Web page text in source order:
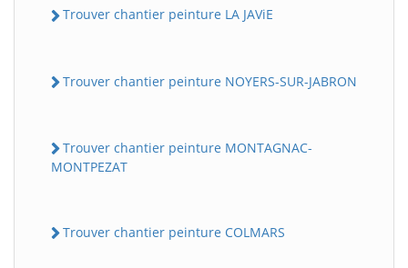
Trouver chantier peinture LA JAViE
Trouver chantier peinture NOYERS-SUR-JABRON
Trouver chantier peinture MONTAGNAC-
MONTPEZAT
Trouver chantier peinture COLMARS